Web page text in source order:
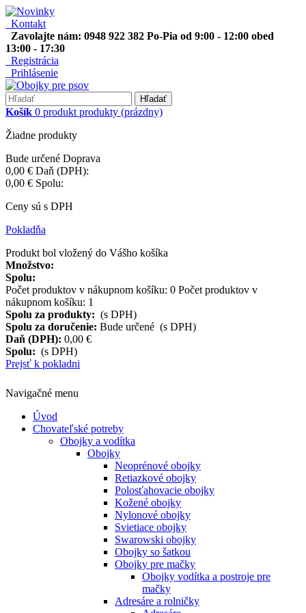
Kontakt
Zavolajte nám: 0948 922 382 Po-Pia od 9:00 - 12:00 obed
13:00 - 17:30
Registrácia
Prihlásenie
Hľadať
Košík 0 produkt produkty (prázdny)
Žiadne produkty
Bude určené Doprava
0,00 € Daň (DPH):
0,00 € Spolu:
Ceny sú s DPH
Pokladňa
Produkt bol vložený do Vášho košíka
Množstvo:
Spolu:
Počet produktov v nákupnom košíku: 0 Počet produktov v
nákupnom košíku: 1
Spolu za produkty: (s DPH)
Spolu za doručenie: Bude určené (s DPH)
Daň (DPH): 0,00 €
Spolu: (s DPH)
Prejsť k pokladni
Navigačné menu
Úvod
Chovateľské potreby
Obojky a vodítka
Obojky
Neoprénové obojky
Retiazkové obojky
Polosťahovacie obojky
Kožené obojky
Nylonové obojky
Svietiace obojky
Swarowski obojky
Obojky so šatkou
Obojky pre mačky
Obojky vodítka a postroje pre
mačky
Adresáre a rolničky